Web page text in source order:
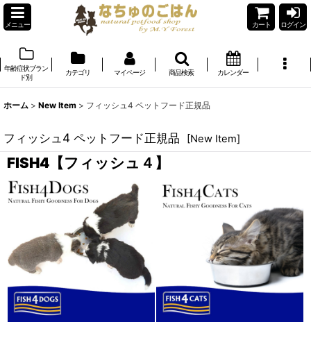
メニュー カート ログイン
年齢症状ブラン
ド別
カテゴリ マイページ 商品検索 カレンダー
ホーム > New Item > フィッシュ4 ペットフード正規品
フィッシュ4 ペットフード正規品 [New Item]
FISH4【フィッシュ４】